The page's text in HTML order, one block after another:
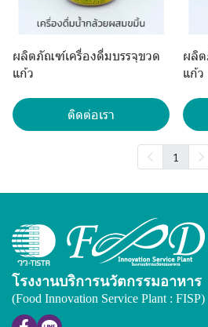
ผลิตภัณฑ์เครื่องดื่มบรรจุขวด
แก้ว
ติดต่อเรา
ผลิ
แก้ว
1
โรงงานบริการนวัตกรรมอาหาร
(Food Innovation Service Plant : FISP)